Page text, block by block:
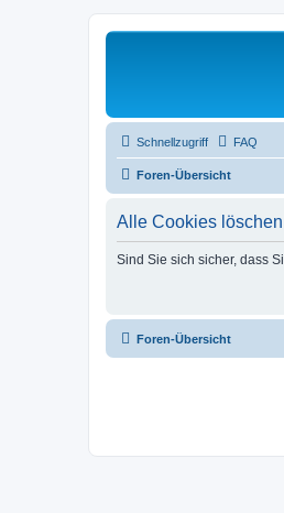
Schnellzugriff FAQ
Foren-Übersicht
Alle Cookies löschen
Sind Sie sich sicher, dass
Foren-Übersicht